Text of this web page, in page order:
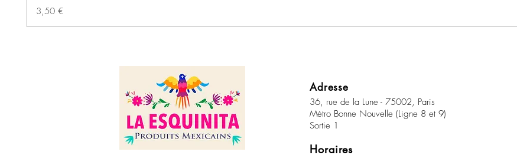
Prix
3,50 €
Adresse
36, rue de la Lune - 75002, Paris
Métro Bonne Nouvelle (Ligne 8 et 9)
Sortie 1
Horaires